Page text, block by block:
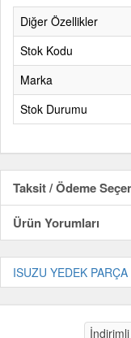
Diğer Özellikler
Stok Kodu
Marka
Stok Durumu
Taksit / Ödeme
Ürün Yorumları
ISUZU YEDEK PARÇA